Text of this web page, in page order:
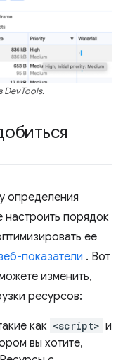
DevTools.
определения
настроить порядок
ее
показатели . Вот
изменить,
ресурсов:
как <script> и
вы хотите,